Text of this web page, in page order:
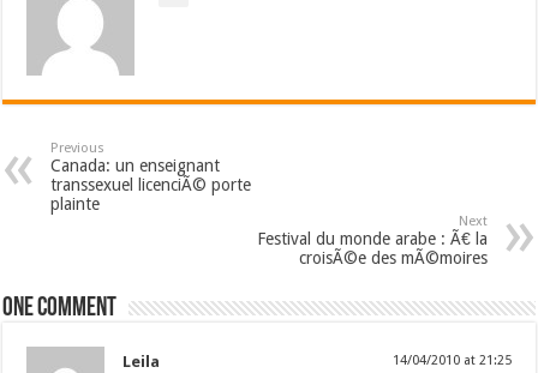
Previous
Canada: un enseignant
transsexuel licenciÃ© porte
plainte
Next
Festival du monde arabe : Ã€ la
croisÃ©e des mÃ©moires
One comment
Leila 14/04/2010 at 21:25